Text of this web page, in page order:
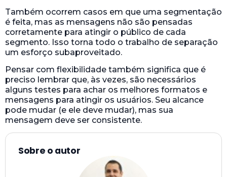
Também ocorrem casos em que uma segmentação
é feita, mas as mensagens não são pensadas
corretamente para atingir o público de cada
segmento. Isso torna todo o trabalho de separação
um esforço subaproveitado.
Pensar com flexibilidade também significa que é
preciso lembrar que, às vezes, são necessários
alguns testes para achar os melhores formatos e
mensagens para atingir os usuários. Seu alcance
pode mudar (e ele deve mudar), mas sua
mensagem deve ser consistente.
Sobre o autor